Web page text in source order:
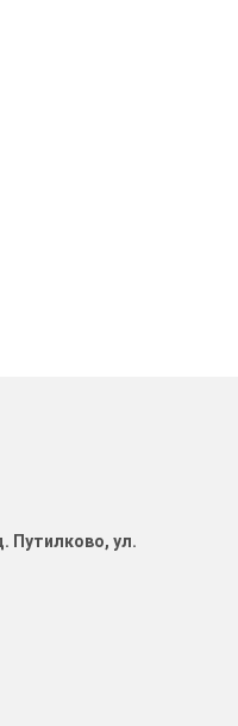
Путилково, ул.